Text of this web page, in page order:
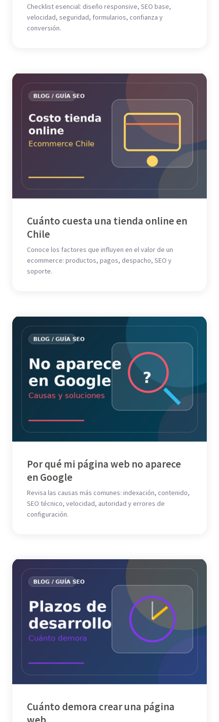
Checklist esencial: diseño responsive, SEO base,
velocidad, seguridad, formularios, confianza y
conversión.
Cuánto cuesta una tienda online en
Chile
Conoce los factores que influyen en el valor de un
ecommerce: productos, pagos, despacho, SEO y
soporte.
Por qué mi página web no aparece
en Google
Revisa las causas más comunes: indexación, contenido,
SEO técnico, velocidad, autoridad y errores de
configuración.
Cuánto demora crear una página